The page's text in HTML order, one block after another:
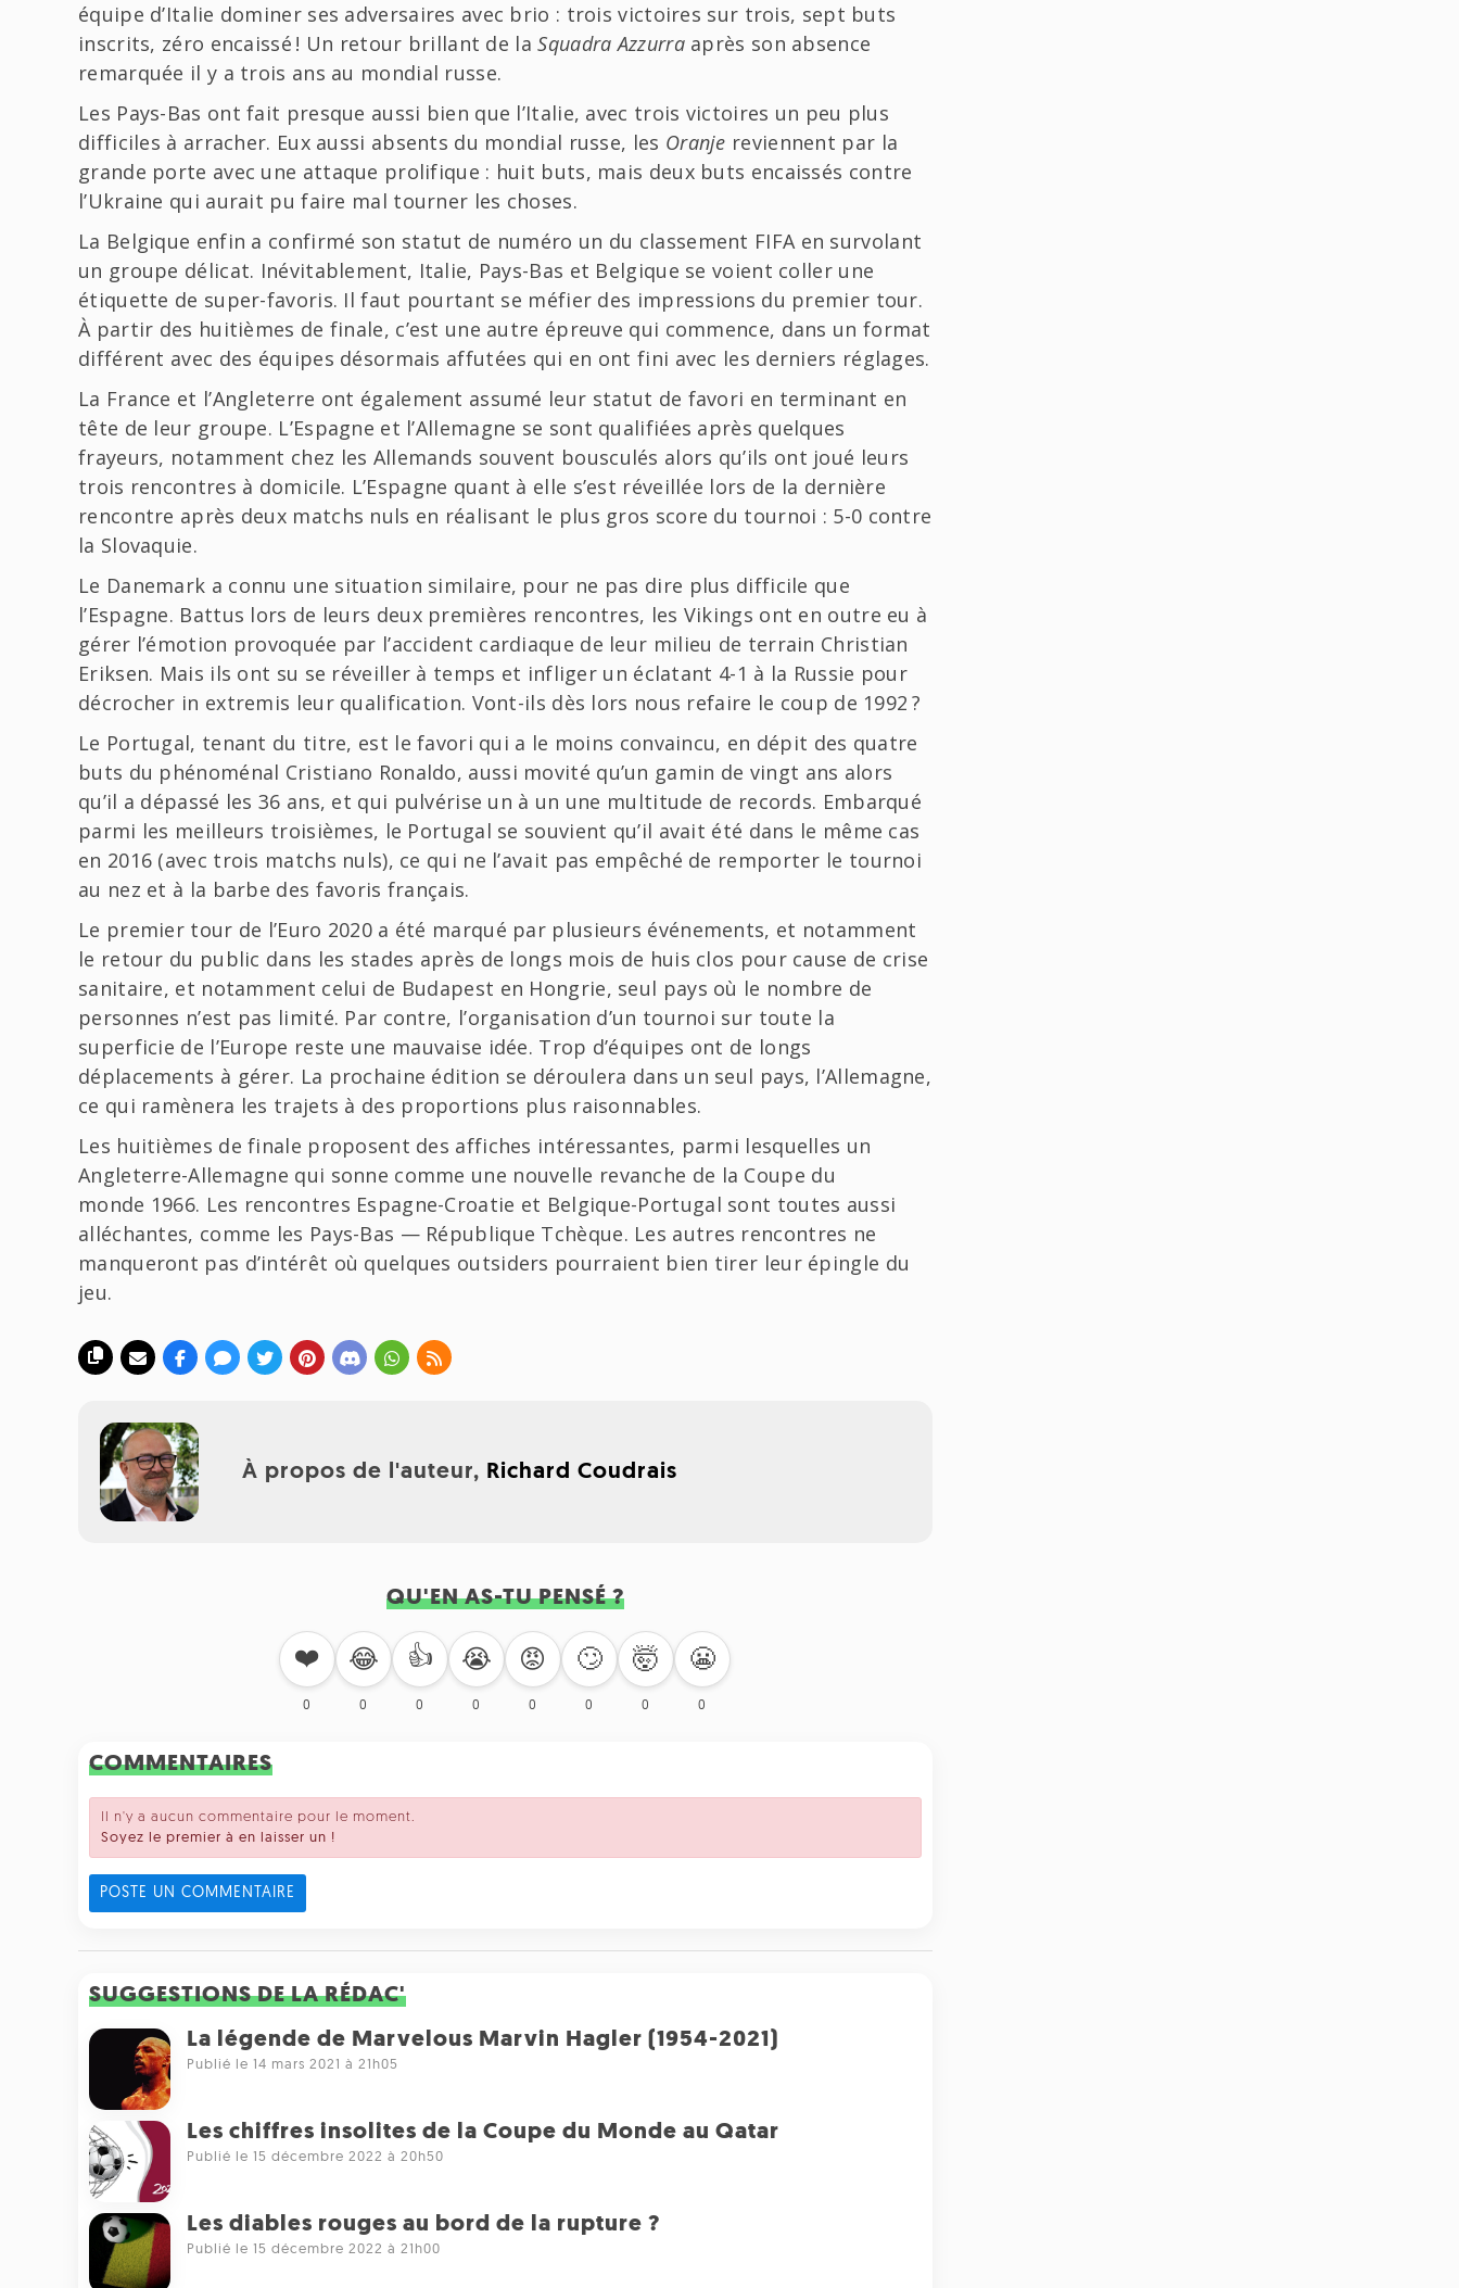
équipe d’Italie dominer ses adversaires avec brio : trois victoires sur trois, sept buts
inscrits, zéro encaissé ! Un retour brillant de laSquadra Azzurraaprès son absence
remarquée il y a trois ans au mondial russe.
Les Pays-Bas ont fait presque aussi bien que l’Italie, avec trois victoires un peu plus
difficiles à arracher. Eux aussi absents du mondial russe, les Oranje reviennent par la
grande porte avec une attaque prolifique : huit buts, mais deux buts encaissés contre
l’Ukraine qui aurait pu faire mal tourner les choses.
La Belgique enfin a confirmé son statut de numéro un du classement FIFA en survolant
un groupe délicat. Inévitablement, Italie, Pays-Bas et Belgique se voient coller une
étiquette de super-favoris. Il faut pourtant se méfier des impressions du premier tour.
À partir des huitièmes de finale, c’est une autre épreuve qui commence, dans un format
différent avec des équipes désormais affutées qui en ont fini avec les derniers réglages.
La France et l’Angleterre ont également assumé leur statut de favori en terminant en
tête de leur groupe. L’Espagne et l’Allemagne se sont qualifiées après quelques
frayeurs, notamment chez les Allemands souvent bousculés alors qu’ils ont joué leurs
trois rencontres à domicile. L’Espagne quant à elle s’est réveillée lors de la dernière
rencontre après deux matchs nuls en réalisant le plus gros score du tournoi : 5-0 contre
la Slovaquie.
Le Danemark a connu une situation similaire, pour ne pas dire plus difficile que
l’Espagne. Battus lors de leurs deux premières rencontres, les Vikings ont en outre eu à
gérer l’émotion provoquée par l’accident cardiaque de leur milieu de terrain Christian
Eriksen. Mais ils ont su se réveiller à temps et infliger un éclatant 4-1 à la Russie pour
décrocher in extremis leur qualification. Vont-ils dès lors nous refaire le coup de 1992 ?
Le Portugal, tenant du titre, est le favori qui a le moins convaincu, en dépit des quatre
buts du phénoménal Cristiano Ronaldo, aussi movité qu’un gamin de vingt ans alors
qu’il a dépassé les 36 ans, et qui pulvérise un à un une multitude de records. Embarqué
parmi les meilleurs troisièmes, le Portugal se souvient qu’il avait été dans le même cas
en 2016 (avec trois matchs nuls), ce qui ne l’avait pas empêché de remporter le tournoi
au nez et à la barbe des favoris français.
Le premier tour de l’Euro 2020 a été marqué par plusieurs événements, et notamment
le retour du public dans les stades après de longs mois de huis clos pour cause de crise
sanitaire, et notamment celui de Budapest en Hongrie, seul pays où le nombre de
personnes n’est pas limité. Par contre, l’organisation d’un tournoi sur toute la
superficie de l’Europe reste une mauvaise idée. Trop d’équipes ont de longs
déplacements à gérer. La prochaine édition se déroulera dans un seul pays, l’Allemagne,
ce qui ramènera les trajets à des proportions plus raisonnables.
Les huitièmes de finale proposent des affiches intéressantes, parmi lesquelles un
Angleterre-Allemagne qui sonne comme une nouvelle revanche de la Coupe du
monde 1966. Les rencontres Espagne-Croatie et Belgique-Portugal sont toutes aussi
alléchantes, comme les Pays-Bas — République Tchèque. Les autres rencontres ne
manqueront pas d’intérêt où quelques outsiders pourraient bien tirer leur épingle du
jeu.
À propos de l'auteur, Richard Coudrais
QU'EN AS-TU PENSÉ ?
❤️
0
😂
0
👍
0
😭
0
😡
0
🙄
0
🤯
0
😬
0
COMMENTAIRES
Il n'y a aucun commentaire pour le moment.
Soyez le premier à en laisser un !
POSTE UN COMMENTAIRE
SUGGESTIONS DE LA RÉDAC'
La légende de Marvelous Marvin Hagler (1954-2021)
Publié le 14 mars 2021 à 21h05
Les chiffres insolites de la Coupe du Monde au Qatar
Publié le 15 décembre 2022 à 20h50
Les diables rouges au bord de la rupture ?
Publié le 15 décembre 2022 à 21h00